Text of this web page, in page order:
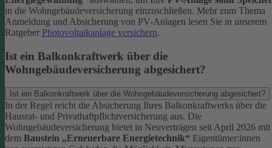
in die Wohngebäudeversicherung einzuschließen. Mehr zum Thema
Anmeldung und Absicherung von PV-Anlagen lesen Sie in unserem
Ratgeber Photovoltaikanlage versichern.
Ist ein Balkonkraftwerk über die
Wohngebäudeversicherung abgesichert?
Ist ein Balkonkraftwerk über die Wohngebäudeversicherung abgesichert?
In der Regel reicht die Absicherung Ihres Balkonkraftwerks über die
Hausrat- und Privathaftpflichtversicherung aus. Die
Wohngebäudeversicherung bietet in Neuverträgen seit April 2026 mit
dem Baustein „Erneuerbare Energietechnik“ Eigentümer:innen